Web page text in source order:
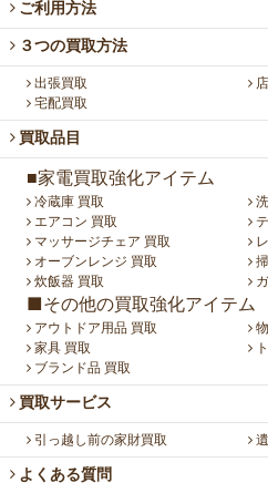
ご利用方法
３つの買取方法
出張買取
宅配買取
買取品目
■家電買取強化アイテム
冷蔵庫 買取
エアコン 買取
マッサージチェア 買取
レ
オーブンレンジ 買取
炊飯器 買取
ガ
■その他の買取強化アイテム
アウトドア用品 買取
家具 買取
ト
ブランド品 買取
買取サービス
引っ越し前の家財買取 遺
よくある質問